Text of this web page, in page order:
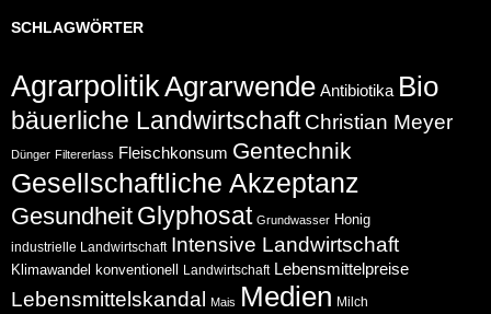
SCHLAGWÖRTER
AgrarpolitikAgrarwende Antibiotika Bio
bäuerliche Landwirtschaft Christian Meyer
Dünger Filtererlass Fleischkonsum Gentechnik
Gesellschaftliche Akzeptanz
Gesundheit Glyphosat Grundwasser Honig
industrielle Landwirtschaft Intensive Landwirtschaft
Klimawandel konventionell Landwirtschaft Lebensmittelpreise
Lebensmittelskandal Mais Medien Milch